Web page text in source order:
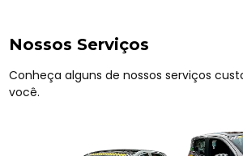
Nossos Serviços
Conheça alguns de nossos serviços
você.